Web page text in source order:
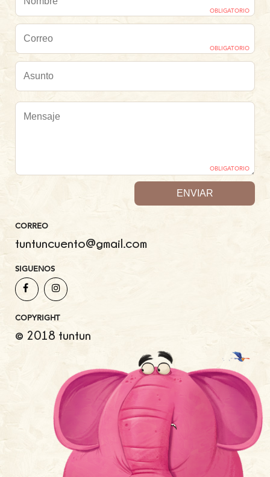
OBLIGATORIO
OBLIGATORIO
OBLIGATORIO
CORREO
tuntuncuento@gmail.com
SIGUENOS
COPYRIGHT
© 2018 tuntun